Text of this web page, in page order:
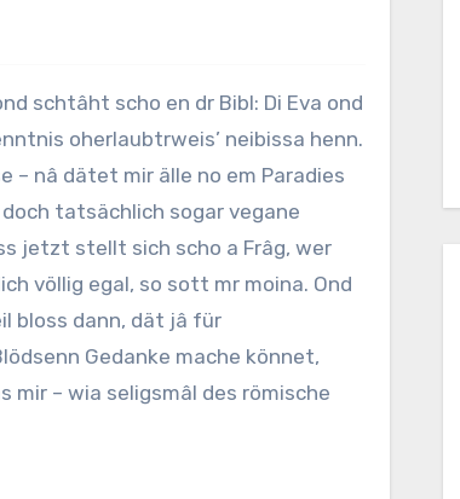
oherlaubtrweis’ neibissa henn.
– nâ dätet mir älle no em Paradies
tatsächlich sogar vegane
jetzt stellt sich scho a Frâg, wer
völlig egal, so sott mr moina. Ond
bloss dann, dät jâ für
Gedanke mache könnet,
mir – wia seligsmâl des römische